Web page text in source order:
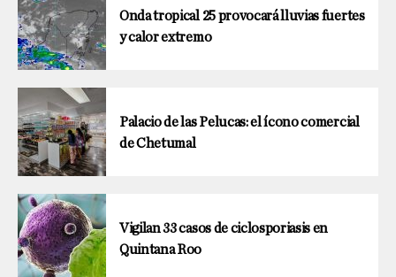
Onda tropical 25 provocará lluvias fuertes
y calor extremo
Palacio de las Pelucas: el ícono comercial
de Chetumal
Vigilan 33 casos de ciclosporiasis en
Quintana Roo